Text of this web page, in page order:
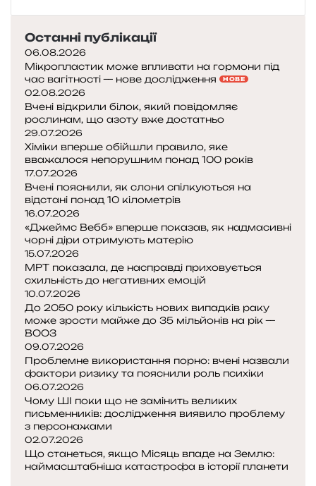
т
ь
с
я
:
я
к
н
ш
і
в
і
д
ч
у
т
м
о
ж
у
т
ь
з
в
е
с
Останні публікації
06.08.2026
Мікропластик може впливати на гормони під
час вагітності — нове дослідження
НОВЕ
02.08.2026
Вчені відкрили білок, який повідомляє
рослинам, що азоту вже достатньо
29.07.2026
Хіміки вперше обійшли правило, яке
вважалося непорушним понад 100 років
17.07.2026
Вчені пояснили, як слони спілкуються на
відстані понад 10 кілометрів
16.07.2026
«Джеймс Вебб» вперше показав, як надмасивні
чорні діри отримують матерію
15.07.2026
МРТ показала, де насправді приховується
схильність до негативних емоцій
10.07.2026
До 2050 року кількість нових випадків раку
може зрости майже до 35 мільйонів на рік —
ВООЗ
09.07.2026
Проблемне використання порно: вчені назвали
фактори ризику та пояснили роль психіки
06.07.2026
Чому ШІ поки що не замінить великих
письменників: дослідження виявило проблему
з персонажами
02.07.2026
Що станеться, якщо Місяць впаде на Землю:
наймасштабніша катастрофа в історії планети